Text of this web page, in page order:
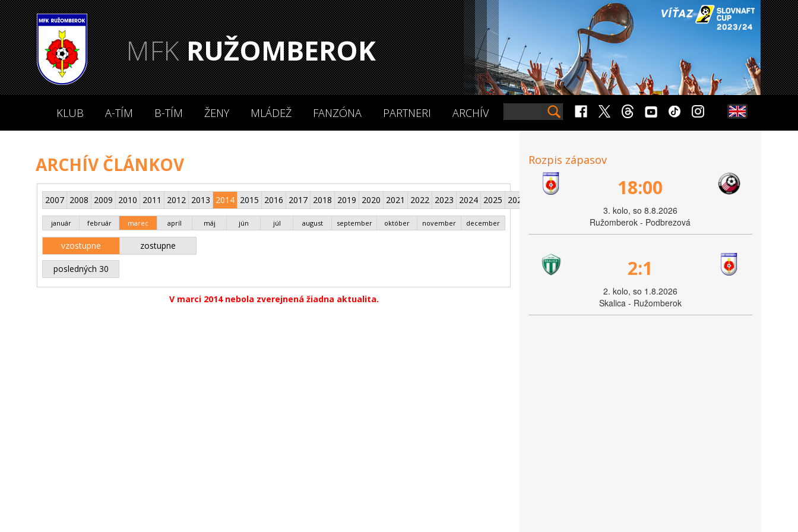
MFKRUŽOMBEROK
KLUB A-TÍM B-TÍM ŽENY MLÁDEŽ FANZÓNA PARTNERI ARCHÍV
ARCHÍV ČLÁNKOV
2007 2008 2009 2010 2011 2012 2013 2014 2015 2016 2017 2018 2019 2020 2021 2022 2023 2024 2025 2026
január február marec apríl máj jún júl august september október november december
vzostupne zostupne
posledných 30
V marci 2014 nebola zverejnená žiadna aktualita.
Rozpis zápasov
18:00
3. kolo, so 8.8.2026
Ružomberok - Podbrezová
2:1
2. kolo, so 1.8.2026
Skalica - Ružomberok